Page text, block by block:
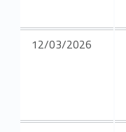
e
c
12/03/2026